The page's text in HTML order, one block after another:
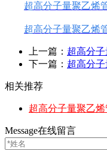
超高分子量聚乙烯
超高分子量聚乙烯
上一篇： 超高分
下一篇： 超高分
相关推荐
超高分子量聚乙
Message在线留言